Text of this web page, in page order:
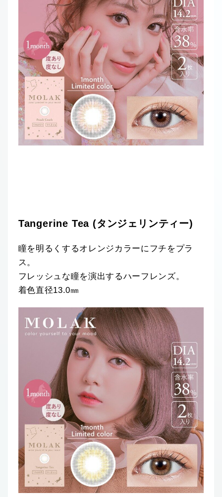
Tangerine Tea (タンジェリンティー)
瞳を明るくするオレンジカラーにフチをプラ
ス。
フレッシュな瞳を演出するハーフレンズ。
着色直径13.0㎜